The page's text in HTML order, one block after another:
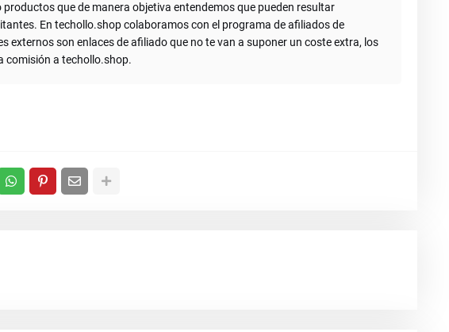
que de manera objetiva entendemos que pueden resultar
En techollo.shop colaboramos con el programa de afiliados de
externos son enlaces de afiliado que no te van a suponer un coste extra, los
comisión a techollo.shop.